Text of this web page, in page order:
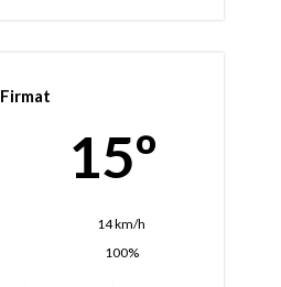
Firmat
15º
14 km/h
100%